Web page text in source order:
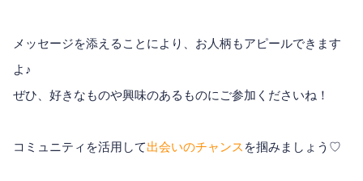
メッセージを添えることにより、お人柄もアピールできます
よ♪
ぜひ、好きなものや興味のあるものにご参加くださいね！
コミュニティを活用して出会いのチャンス を掴みましょう♡